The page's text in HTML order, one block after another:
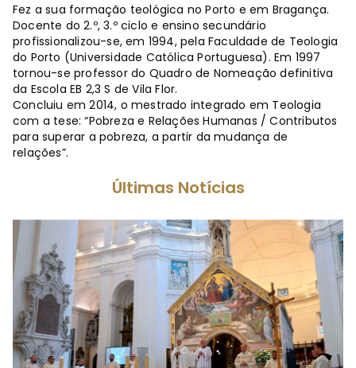
Fez a sua formação teológica no Porto e em Bragança.
Docente do 2.º, 3.º ciclo e ensino secundário
profissionalizou-se, em 1994, pela Faculdade de Teologia
do Porto (Universidade Católica Portuguesa). Em 1997
tornou-se professor do Quadro de Nomeação definitiva
da Escola EB 2,3 S de Vila Flor.
Concluiu em 2014, o mestrado integrado em Teologia
com a tese: “Pobreza e Relações Humanas / Contributos
para superar a pobreza, a partir da mudança de
relações”.
Últimas Notícias